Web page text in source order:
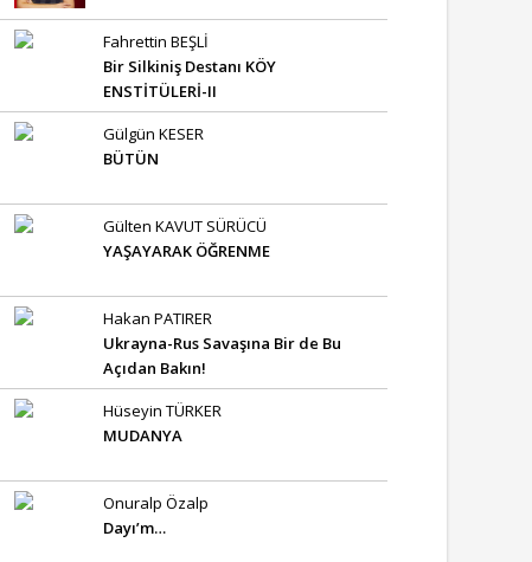
Fahrettin BEŞLİ
Bir Silkiniş Destanı KÖY
ENSTİTÜLERİ-II
Gülgün KESER
BÜTÜN
Gülten KAVUT SÜRÜCÜ
YAŞAYARAK ÖĞRENME
Hakan PATIRER
Ukrayna-Rus Savaşına Bir de Bu
Açıdan Bakın!
Hüseyin TÜRKER
MUDANYA
Onuralp Özalp
Dayı’m…